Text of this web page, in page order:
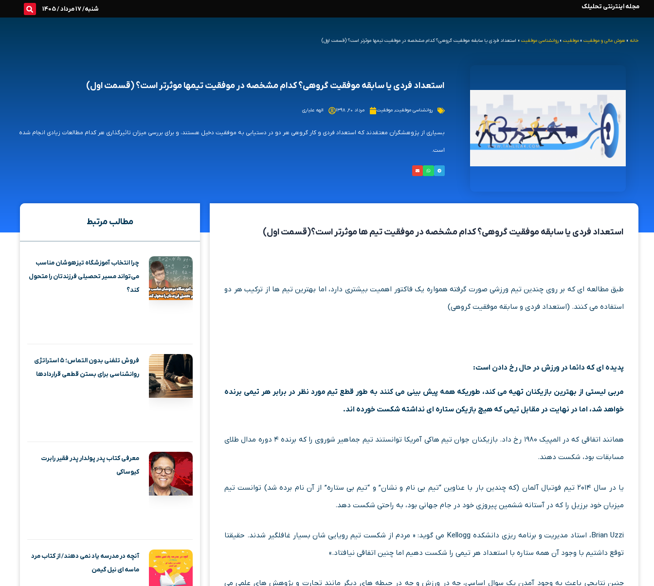
محتوا
مجله اینترنتی تحلیلک شنبه/ 17 مرداد / 1405
خانه » هوش مالی و موفقیت » موفقیت » روانشناسی موفقیت » استعداد فردی یا سابقه موفقیت گروهی؟ کدام مشخصه در موفقیت تیم­ها موثرتر است؟ (قسمت اول)
استعداد فردی یا سابقه موفقیت گروهی؟ کدام مشخصه در موفقیت تیم­ها موثرتر است؟ (قسمت اول)
روانشناسی موفقیت, موفقیت مرداد ۲۰, ۱۳۹۸ الهه علیاری
بسیاری از پژوهشگران معتقدند که استعداد فردی و کار گروهی هر دو در دستیابی به موفقیت دخیل هستند، و برای بررسی میزان تاثیرگذاری هر کدام مطالعات زیادی انجام شده
است.
استعداد فردی یا سابقه موفقیت گروهی؟ کدام مشخصه در موفقیت تیم ­ها موثرتر است؟(قسمت اول)
طبق مطالعه ای که بر روی چندین تیم ورزشی صورت گرفته همواره یک فاکتور اهمیت بیشتری دارد، اما بهترین تیم ها از ترکیب هر دو
استفاده می کنند. (استعداد فردی و سابقه موفقیت گروهی)
پدیده ای که دائما در ورزش در حال رخ دادن است:
مربی لیستی از بهترین بازیکنان تهیه می کند، طوریکه همه پیش بینی می کنند به طور قطع تیم مورد نظر در برابر هر تیمی برنده
خواهد شد، اما در نهایت در مقابل تیمی که هیچ بازیکن ستاره ای نداشته شکست خورده اند.
همانند اتفاقی که در المپیک ۱۹۸۰ رخ داد. بازیکنان جوان تیم هاکی آمریکا توانستند تیم جماهیر شوروی را که برنده ۴ دوره مدال طلای
مسابقات بود، شکست دهند.
یا در سال ۲۰۱۴ تیم فوتبال آلمان (که چندین بار با عناوین “تیم بی نام و نشان” و “تیم بی ستاره” از آن نام برده شد) توانست تیم
میزبان خود برزیل را که در آستانه ششمین پیروزی خود در جام جهانی بود، به راحتی شکست دهد.
Brian Uzzi، استاد مدیریت و برنامه ریزی دانشکده Kellogg می گوید: « مردم از شکست تیم رویایی شان بسیار غافلگیر شدند. حقیقتا
توقع داشتیم با وجود آن همه ستاره با استعداد هر تیمی را شکست دهیم اما چنین اتفاقی نیافتاد.»
چنین نتایجی باعث به وجود آمدن یک سوال اساسی، چه در ورزش و چه در حیطه های دیگر مانند تجارت و پژوهش های علمی می
مطالب مرتبط
چرا انتخاب آموزشگاه تیزهوشان مناسب
می‌تواند مسیر تحصیلی فرزندتان را متحول
کند؟
فروش تلفنی بدون التماس؛ ۵ استراتژی
روانشناسی برای بستن قطعی قراردادها
معرفی کتاب پدر پولدار پدر فقیر رابرت
کیوساکی
آنچه در مدرسه یاد نمی دهند/ از کتاب مرد
ماسه‌ ای نیل گیمن